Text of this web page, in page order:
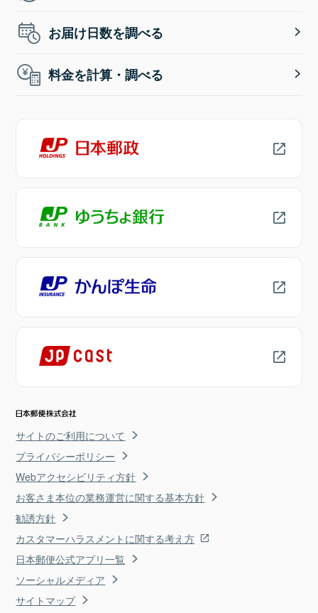
お届け日数を調べる
料金を計算・調べる
サイトのご利用について
プライバシーポリシー
Webアクセシビリティ方針
お客さま本位の業務運営に関する基本方針
勧誘方針
カスタマーハラスメントに関する考え方
日本郵便公式アプリ一覧
ソーシャルメディア
サイトマップ